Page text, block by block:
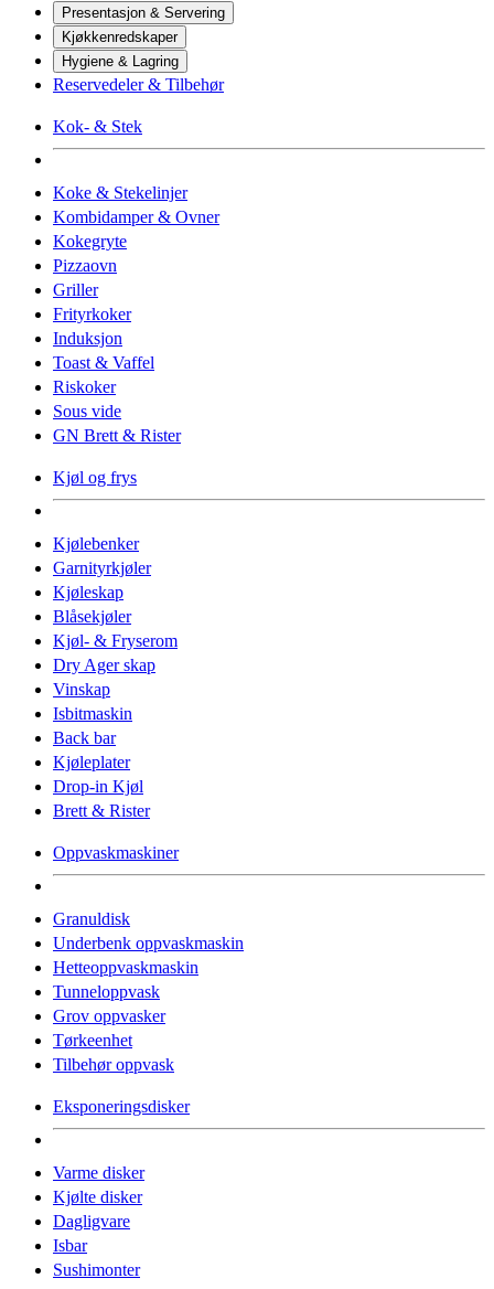
Presentasjon & Servering
Kjøkkenredskaper
Hygiene & Lagring
Reservedeler & Tilbehør
Kok- & Stek
Koke & Stekelinjer
Kombidamper & Ovner
Kokegryte
Pizzaovn
Griller
Frityrkoker
Induksjon
Toast & Vaffel
Riskoker
Sous vide
GN Brett & Rister
Kjøl og frys
Kjølebenker
Garnityrkjøler
Kjøleskap
Blåsekjøler
Kjøl- & Fryserom
Dry Ager skap
Vinskap
Isbitmaskin
Back bar
Kjøleplater
Drop-in Kjøl
Brett & Rister
Oppvaskmaskiner
Granuldisk
Underbenk oppvaskmaskin
Hetteoppvaskmaskin
Tunneloppvask
Grov oppvasker
Tørkeenhet
Tilbehør oppvask
Eksponeringsdisker
Varme disker
Kjølte disker
Dagligvare
Isbar
Sushimonter